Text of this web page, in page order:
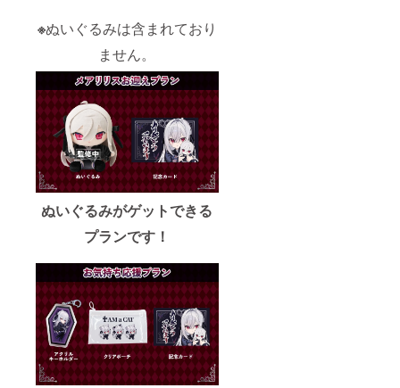
※ぬいぐるみは含まれており
ません。
ぬいぐるみがゲットできる
プランです！